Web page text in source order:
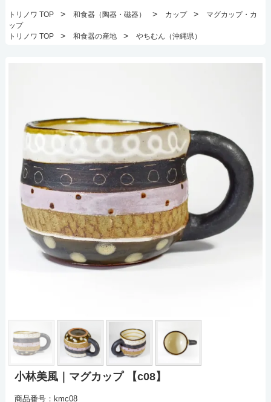
トリノワ TOP > 和食器（陶器・磁器） > カップ >
マグカップ・カ
ップ
トリノワ TOP
> 和食器の産地 > やちむん（沖縄県）
小林美風｜マグカップ 【c08】
商品番号：kmc08